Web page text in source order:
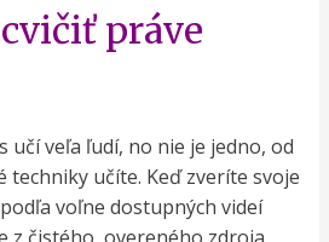
práve
učí veľa ľudí, no nie je jedno, od
učíte. Keď zveríte svoje
voľne dostupných videí